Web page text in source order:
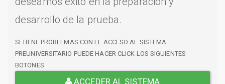
desarrollo de la prueba.
SI TIENE PROBLEMAS CON EL ACCESO AL SISTEMA
PREUNIVERSITARIO PUEDE HACER CLICK LOS SIGUIENTES
BOTONES
ACCEDER AL SISTEMA